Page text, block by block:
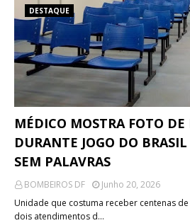
DESTAQUE
MÉDICO MOSTRA FOTO DE
DURANTE JOGO DO
SEM PALAVRAS
BOMBEIROS DF
Junho 20, 2026
Unidade que costuma receber centenas
dois atendimentos d…